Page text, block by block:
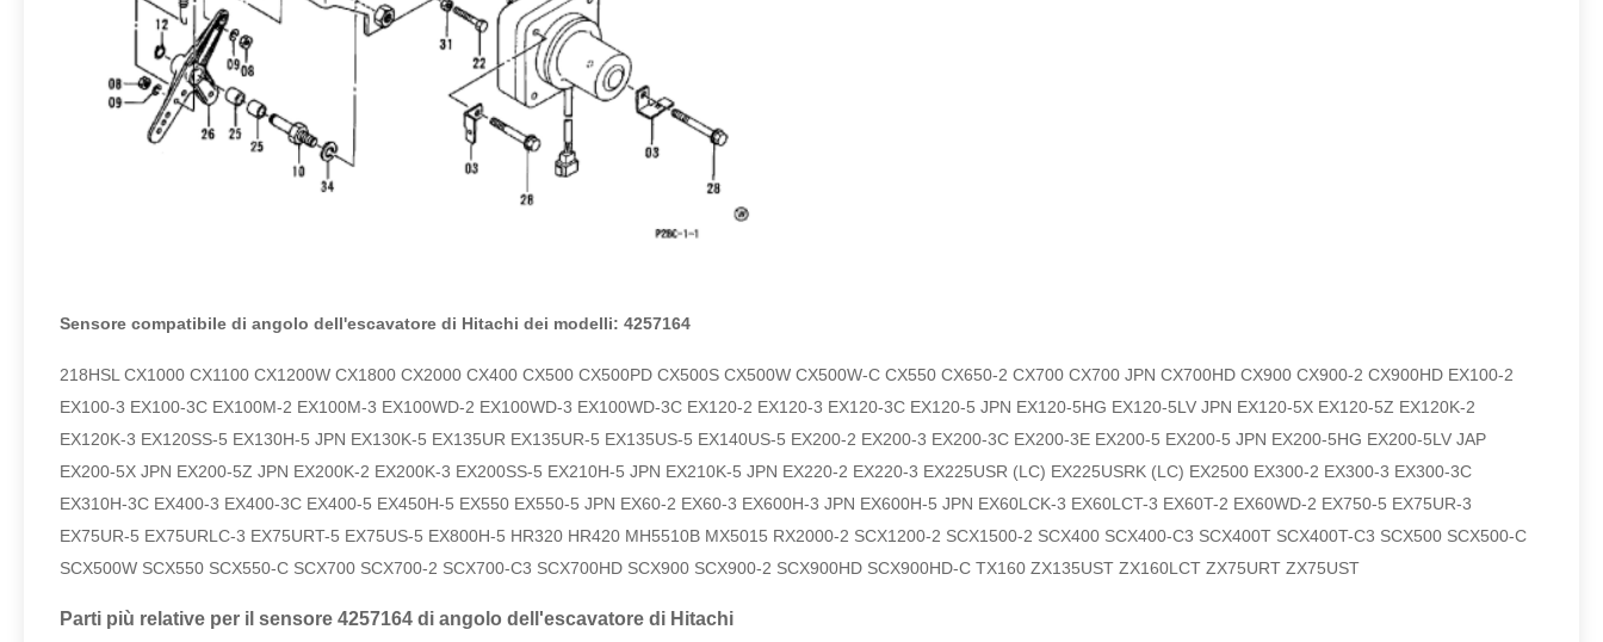
Sensore compatibile di angolo dell'escavatore di Hitachi dei modelli: 4257164
218HSL CX1000 CX1100 CX1200W CX1800 CX2000 CX400 CX500 CX500PD CX500S CX500W CX500W-C CX550 CX650-2 CX700 CX700 JPN CX700HD CX900 CX900-2 CX900HD EX100-2
EX100-3 EX100-3C EX100M-2 EX100M-3 EX100WD-2 EX100WD-3 EX100WD-3C EX120-2 EX120-3 EX120-3C EX120-5 JPN EX120-5HG EX120-5LV JPN EX120-5X EX120-5Z EX120K-2
EX120K-3 EX120SS-5 EX130H-5 JPN EX130K-5 EX135UR EX135UR-5 EX135US-5 EX140US-5 EX200-2 EX200-3 EX200-3C EX200-3E EX200-5 EX200-5 JPN EX200-5HG EX200-5LV JAP
EX200-5X JPN EX200-5Z JPN EX200K-2 EX200K-3 EX200SS-5 EX210H-5 JPN EX210K-5 JPN EX220-2 EX220-3 EX225USR (LC) EX225USRK (LC) EX2500 EX300-2 EX300-3 EX300-3C
EX310H-3C EX400-3 EX400-3C EX400-5 EX450H-5 EX550 EX550-5 JPN EX60-2 EX60-3 EX600H-3 JPN EX600H-5 JPN EX60LCK-3 EX60LCT-3 EX60T-2 EX60WD-2 EX750-5 EX75UR-3
EX75UR-5 EX75URLC-3 EX75URT-5 EX75US-5 EX800H-5 HR320 HR420 MH5510B MX5015 RX2000-2 SCX1200-2 SCX1500-2 SCX400 SCX400-C3 SCX400T SCX400T-C3 SCX500 SCX500-C
SCX500W SCX550 SCX550-C SCX700 SCX700-2 SCX700-C3 SCX700HD SCX900 SCX900-2 SCX900HD SCX900HD-C TX160 ZX135UST ZX160LCT ZX75URT ZX75UST
Parti più relative per il sensore 4257164 di angolo dell'escavatore di Hitachi